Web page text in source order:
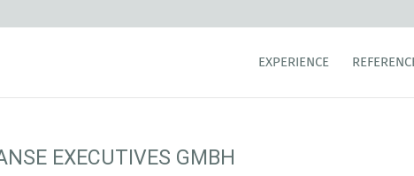
EXPERIENCE
EXECUTIVES GMBH